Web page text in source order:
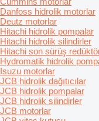
Danfoss hidrolik motorlar
Deutz motorlar
Hitachi hidrolik pompalar
Hitachi hidrolik silindirler
Hitachi son sürüş
Hydromatik hidrolik
Isuzu motorlar
JCB hidrolik dağıtıcılar
JCB hidrolik pompalar
JCB hidrolik silindirler
JCB motorlar